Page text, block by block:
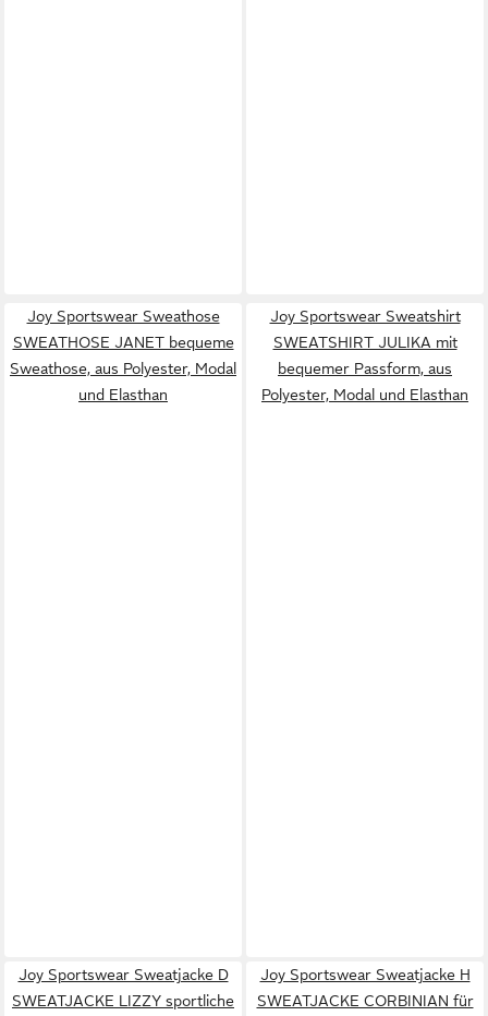
Joy Sportswear Sweathose
SWEATHOSE JANET bequeme
Sweathose, aus Polyester, Modal
und Elasthan
Joy Sportswear Sweatshirt
SWEATSHIRT JULIKA mit
bequemer Passform, aus
Polyester, Modal und Elasthan
Joy Sportswear Sweatjacke D
SWEATJACKE LIZZY sportliche
Joy Sportswear Sweatjacke H
SWEATJACKE CORBINIAN für